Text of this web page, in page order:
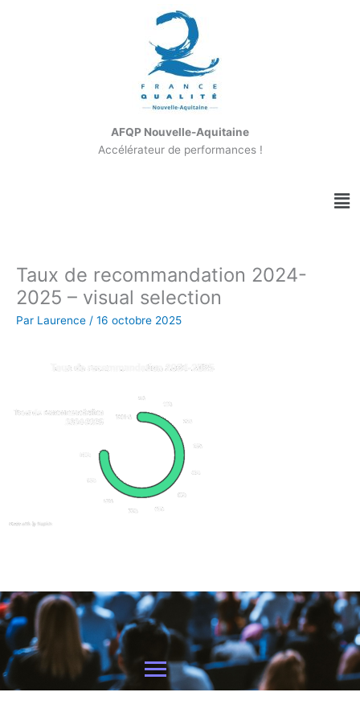
AFQP Nouvelle-Aquitaine
Accélérateur de performances !
Taux de recommandation 2024-
2025 – visual selection
Par Laurence / 16 octobre 2025